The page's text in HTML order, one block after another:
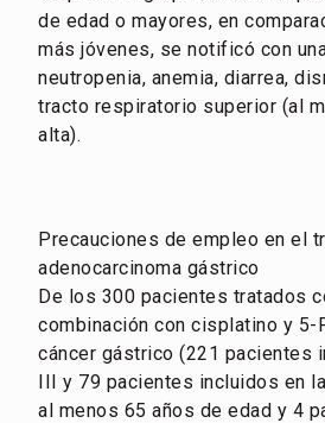
de edad o mayores, en
más jóvenes, se notificó con
neutropenia, anemia, diarrea,
tracto respiratorio superior (al
alta).
Precauciones de empleo en el
adenocarcinoma gástrico
De los 300 pacientes tratados
combinación con cisplatino y 5-
cáncer gástrico (221 pacientes
III y 79 pacientes incluidos en
al menos 65 años de edad y 4